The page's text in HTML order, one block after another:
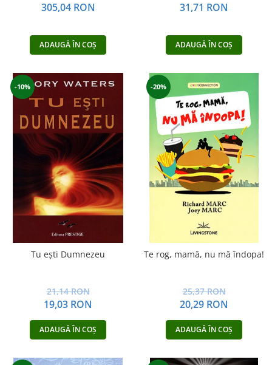
305,04 RON
ADAUGĂ ÎN COȘ
31,71 RON
ADAUGĂ ÎN COȘ
-10%
Tu eşti Dumnezeu
21,14 RON
19,03 RON
ADAUGĂ ÎN COȘ
-20%
Te rog, mamă, nu mă îndopa!
25,37 RON
20,29 RON
ADAUGĂ ÎN COȘ